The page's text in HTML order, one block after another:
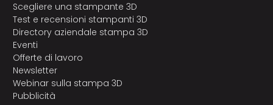
Scegliere una stampante 3D
Test e recensioni stampanti 3D
Directory aziendale stampa 3D
Eventi
Offerte di lavoro
Newsletter
Webinar sulla stampa 3D
Pubblicità